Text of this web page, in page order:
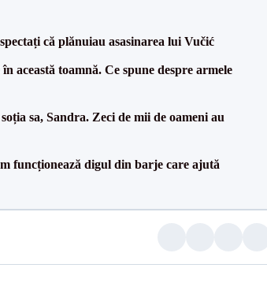
că plănuiau asasinarea lui Vučić
această toamnă. Ce spune despre armele
sa, Sandra. Zeci de mii de oameni au
funcționează digul din barje care ajută